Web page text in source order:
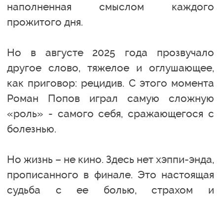
наполненная смыслом каждого
прожитого дня.
Но в августе 2025 года прозвучало
другое слово, тяжелое и оглушающее,
как приговор: рецидив. С этого момента
Роман Попов играл самую сложную
«роль» - самого себя, сражающегося с
болезнью.
Но жизнь – не кино. Здесь нет хэппи-энда,
прописанного в финале. Это настоящая
судьба с ее болью, страхом и